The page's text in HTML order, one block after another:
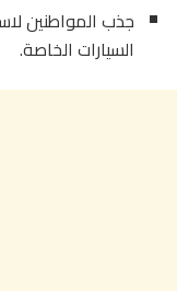
جذب المواطنين
السيارات الخاصة.